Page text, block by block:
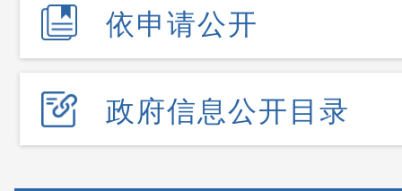
依申请公开
政府信息公开目录